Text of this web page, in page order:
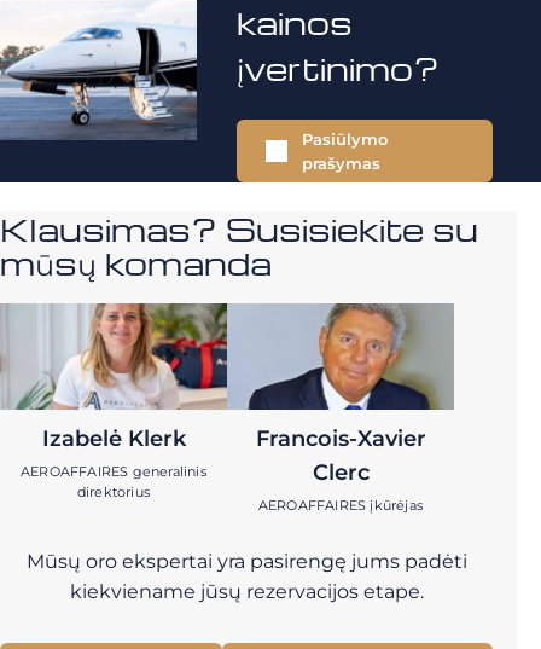
kainos
įvertinimo?
Pasiūlymo
prašymas
Klausimas? Susisiekite su
mūsų komanda
Izabelė Klerk
AEROAFFAIRES generalinis
direktorius
Francois-Xavier
Clerc
AEROAFFAIRES įkūrėjas
Mūsų oro ekspertai yra pasirengę jums padėti
kiekviename jūsų rezervacijos etape.